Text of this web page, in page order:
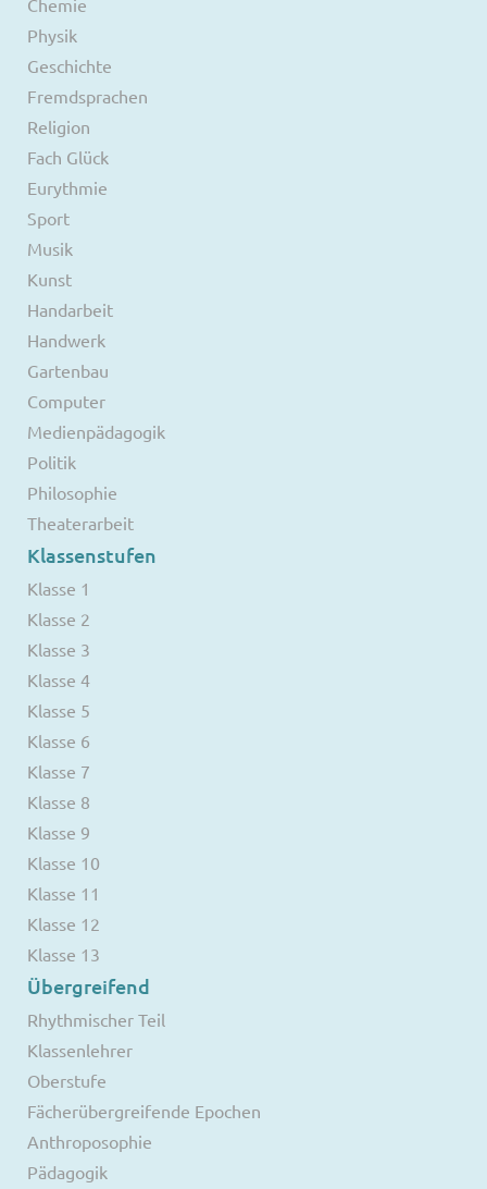
Physik
Geschichte
Fremdsprachen
Religion
Fach Glück
Eurythmie
Sport
Musik
Kunst
Handarbeit
Handwerk
Gartenbau
Computer
Medienpädagogik
Politik
Philosophie
Theaterarbeit
Klassenstufen
Klasse 1
Klasse 2
Klasse 3
Klasse 4
Klasse 5
Klasse 6
Klasse 7
Klasse 8
Klasse 9
Klasse 10
Klasse 11
Klasse 12
Klasse 13
Übergreifend
Rhythmischer Teil
Klassenlehrer
Oberstufe
Fächerübergreifende Epochen
Anthroposophie
Pädagogik